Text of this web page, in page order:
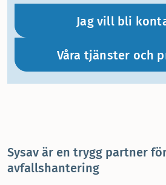
Jag vill bli
Våra tjänster och
Sysav är en trygg partner
avfallshantering